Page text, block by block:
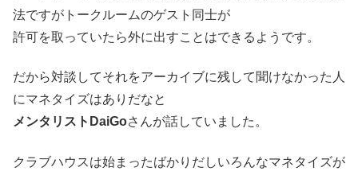
法ですがトークルームのゲスト同士が
許可を取っていたら外に出すことはできるようです。
だから対談してそれをアーカイブに残して聞けなかった人
にマネタイズはありだなと
メンタリストDaiGoさんが話していました。
クラブハウスは始まったばかりだしいろんなマネタイズが